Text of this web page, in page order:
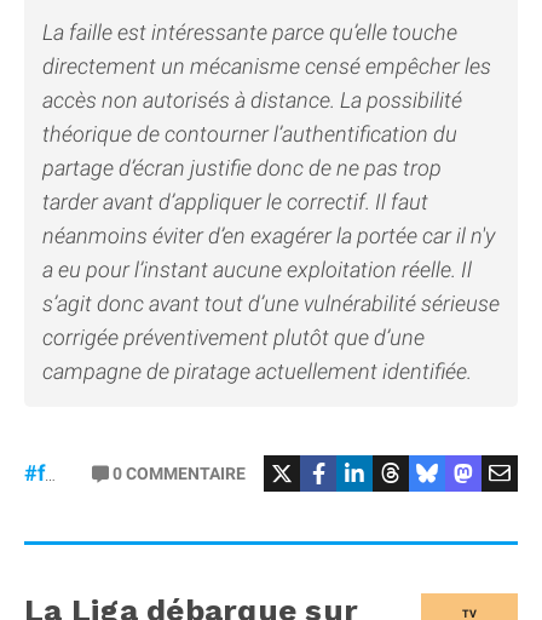
La faille est intéressante parce qu’elle touche
directement un mécanisme censé empêcher les
accès non autorisés à distance. La possibilité
théorique de contourner l’authentification du
partage d’écran justifie donc de ne pas trop
tarder avant d’appliquer le correctif. Il faut
néanmoins éviter d’en exagérer la portée car il n'y
a eu pour l’instant aucune exploitation réelle. Il
s’agit donc avant tout d’une vulnérabilité sérieuse
corrigée préventivement plutôt que d’une
campagne de piratage actuellement identifiée.
#failles #macOS#Sécurité
0COMMENTAIRE
TV
La Liga débarque sur